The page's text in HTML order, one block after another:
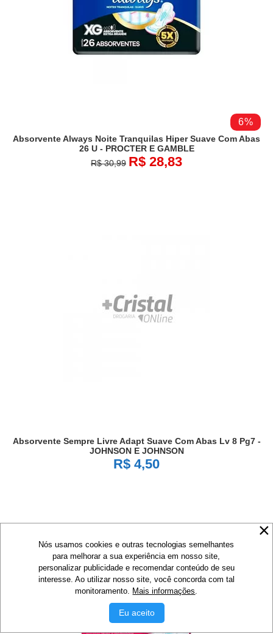
6%
Absorvente Always Noite Tranquilas Hiper Suave Com Abas
26 U - PROCTER E GAMBLE
R$ 30,99 R$ 28,83
Absorvente Sempre Livre Adapt Suave Com Abas Lv 8 Pg7 -
JOHNSON E JOHNSON
R$ 4,50
Nós usamos cookies e outras tecnologias semelhantes
para melhorar a sua experiência em nosso site,
personalizar publicidade e recomendar conteúdo de seu
interesse. Ao utilizar nosso site, você concorda com tal
monitoramento. Mais informações.